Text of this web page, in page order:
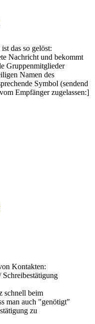
das so gelöst:
Nachricht und bekommt
Gruppenmitglieder
Namen des
Symbol (sendend
Empfänger zugelassen:]
Kontakten:
Schreibestätigung
schnell beim
man auch "genötigt"
zu